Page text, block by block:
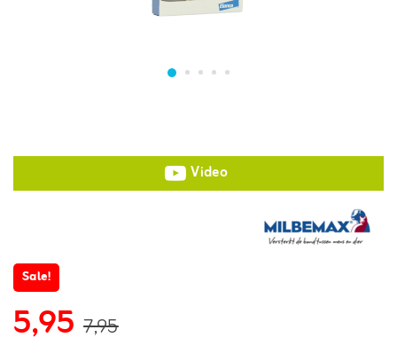
Video
Sale!
5,95 7,95